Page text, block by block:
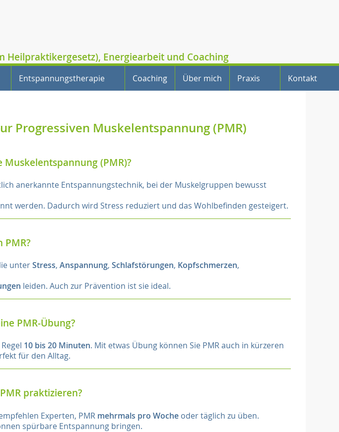
Heilpraktikergesetz), Energiearbeit und Coaching
Entspannungstherapie Coaching Über mich Praxis Kontakt
Progressiven Muskelentspannung (PMR)
Muskelentspannung (PMR)?
anerkannte Entspannungstechnik, bei der Muskelgruppen bewusst
werden. Dadurch wird Stress reduziert und das Wohlbefinden gesteigert.
PMR?
unterStress,Anspannung,Schlafstörungen, Kopfschmerzen,
leiden. Auch zur Prävention ist sie ideal.
PMR-Übung?
10 bis 20 Minuten. Mit etwas Übung können Sie PMR auch in kürzeren
für den Alltag.
praktizieren?
Experten, PMR mehrmals pro Woche oder täglich zu üben.
spürbare Entspannung bringen.